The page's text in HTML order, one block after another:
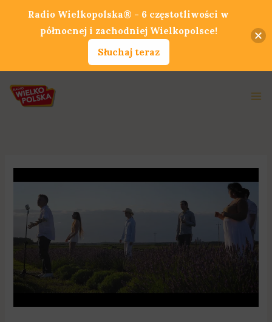
Radio Wielkopolska® - 6 częstotliwości w
północnej i zachodniej Wielkopolsce!
Słuchaj teraz